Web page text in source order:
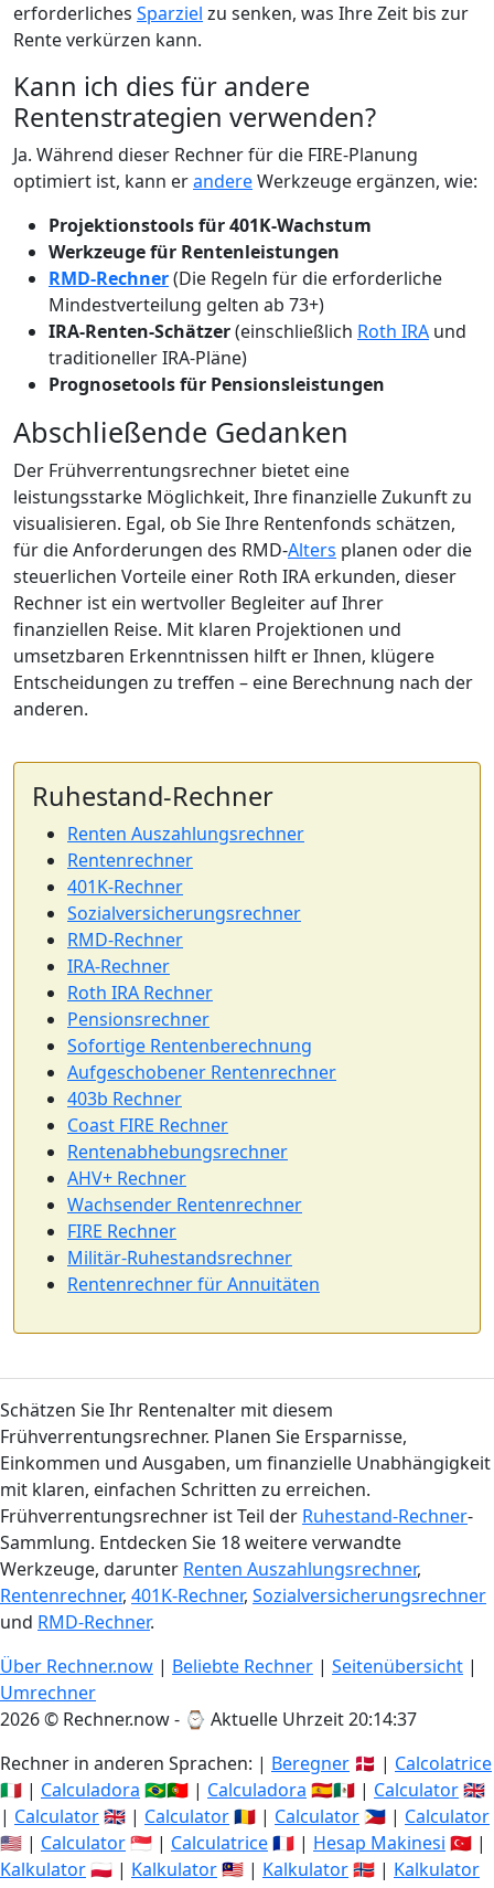
erforderliches Sparziel zu senken, was Ihre Zeit bis zur
Rente verkürzen kann.
Kann ich dies für andere
Rentenstrategien verwenden?
Ja. Während dieser Rechner für die FIRE-Planung
optimiert ist, kann erandereWerkzeuge ergänzen, wie:
Projektionstools für 401K-Wachstum
Werkzeuge für Rentenleistungen
RMD-Rechner(Die Regeln für die erforderliche
Mindestverteilung gelten ab 73+)
IRA-Renten-Schätzer(einschließlich Roth IRA und
traditioneller IRA-Pläne)
Prognosetools für Pensionsleistungen
Abschließende Gedanken
Der Frühverrentungsrechner bietet eine
leistungsstarke Möglichkeit, Ihre finanzielle Zukunft zu
visualisieren. Egal, ob Sie Ihre Rentenfonds schätzen,
für die Anforderungen des RMD-Alters planen oder die
steuerlichen Vorteile einer Roth IRA erkunden, dieser
Rechner ist ein wertvoller Begleiter auf Ihrer
finanziellen Reise. Mit klaren Projektionen und
umsetzbaren Erkenntnissen hilft er Ihnen, klügere
Entscheidungen zu treffen – eine Berechnung nach der
anderen.
Ruhestand-Rechner
Renten Auszahlungsrechner
Rentenrechner
401K-Rechner
Sozialversicherungsrechner
RMD-Rechner
IRA-Rechner
Roth IRA Rechner
Pensionsrechner
Sofortige Rentenberechnung
Aufgeschobener Rentenrechner
403b Rechner
Coast FIRE Rechner
Rentenabhebungsrechner
AHV+ Rechner
Wachsender Rentenrechner
FIRE Rechner
Militär-Ruhestandsrechner
Rentenrechner für Annuitäten
Schätzen Sie Ihr Rentenalter mit diesem
Frühverrentungsrechner. Planen Sie Ersparnisse,
Einkommen und Ausgaben, um finanzielle Unabhängigkeit
mit klaren, einfachen Schritten zu erreichen.
Frühverrentungsrechner ist Teil der Ruhestand-Rechner-
Sammlung. Entdecken Sie 18 weitere verwandte
Werkzeuge, darunter Renten Auszahlungsrechner,
Rentenrechner, 401K-Rechner, Sozialversicherungsrechner
und RMD-Rechner.
Über Rechner.now | Beliebte Rechner | Seitenübersicht |
Umrechner
2026 © Rechner.now - ⌚ Aktuelle Uhrzeit 20:14:38
Rechner in anderen Sprachen: | Beregner 🇩🇰 | Calcolatrice
🇮🇹 | Calculadora 🇧🇷🇵🇹 | Calculadora 🇪🇸🇲🇽 | Calculator🇬🇧
| Calculator🇬🇧 | Calculator🇷🇴 | Calculator 🇵🇭 | Calculator
🇺🇸 | Calculator🇸🇬 | Calculatrice🇫🇷 | Hesap Makinesi 🇹🇷 |
Kalkulator🇵🇱 | Kalkulator🇲🇾 | Kalkulator🇳🇴 | Kalkulator